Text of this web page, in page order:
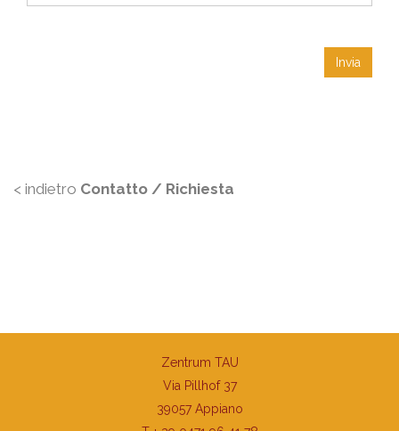
Invia
< indietro Contatto / Richiesta
Zentrum TAU
Via Pillhof 37
39057 Appiano